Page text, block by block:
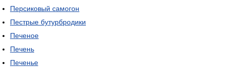
Персиковый самогон
Пестрые бутурбродики
Печеное
Печень
Печенье